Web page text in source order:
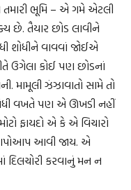
ભૂમિ – એ ગમે એટલી
છે. તૈયાર છોડ લાવીને
શોધીને વાવવાં જોઈએ
ઉગેલા કોઈ પણ છોડનાં
મામૂલી ઝંઝાવાતો સામે તો
વખતે પણ એ ઊખડી નહીં
ફાયદો એ કે એ વિચારો
આપોઆપ આવી જાય. એ
દિલચોરી કરવાનું મન ન